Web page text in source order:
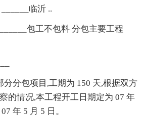
临沂 ..
包工不包料 分包主要工程
分分包项目,工期为 150 天,根据双方
的情况,本工程开工日期定为 07 年
年 5 月 5 日。